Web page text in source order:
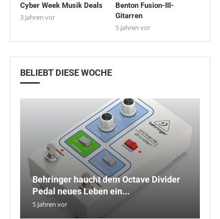
Cyber Week Musik Deals
3 Jahren vor
Benton Fusion-III-
Gitarren
5 Jahren vor
BELIEBT DIESE WOCHE
Behringer haucht dem Octave Divider
Pedal neues Leben ein...
5 Jahren vor